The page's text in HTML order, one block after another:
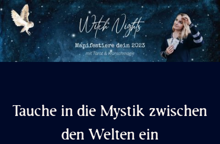
Tauche in die Mystik zwischen
den Welten ein